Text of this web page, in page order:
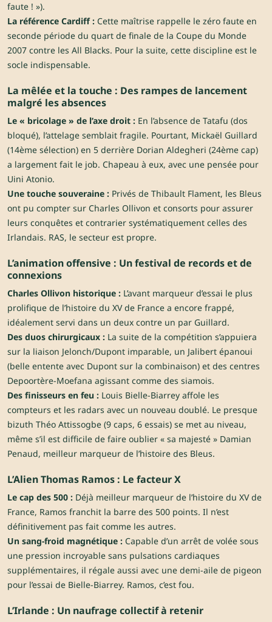
faute ! »).
La référence Cardiff : Cette maîtrise rappelle le zéro faute en
seconde période du quart de finale de la Coupe du Monde
2007 contre les All Blacks. Pour la suite, cette discipline est le
socle indispensable.
La mêlée et la touche : Des rampes de lancement
malgré les absences
Le « bricolage » de l’axe droit : En l’absence de Tatafu (dos
bloqué), l’attelage semblait fragile. Pourtant, Mickaël Guillard
(14ème sélection) en 5 derrière Dorian Aldegheri (24ème cap)
a largement fait le job. Chapeau à eux, avec une pensée pour
Uini Atonio.
Une touche souveraine : Privés de Thibault Flament, les Bleus
ont pu compter sur Charles Ollivon et consorts pour assurer
leurs conquêtes et contrarier systématiquement celles des
Irlandais. RAS, le secteur est propre.
L’animation offensive : Un festival de records et de
connexions
Charles Ollivon historique : L’avant marqueur d’essai le plus
prolifique de l’histoire du XV de France a encore frappé,
idéalement servi dans un deux contre un par Guillard.
Des duos chirurgicaux : La suite de la compétition s’appuiera
sur la liaison Jelonch/Dupont imparable, un Jalibert épanoui
(belle entente avec Dupont sur la combinaison) et des centres
Depoortère-Moefana agissant comme des siamois.
Des finisseurs en feu : Louis Bielle-Biarrey affole les
compteurs et les radars avec un nouveau doublé. Le presque
bizuth Théo Attissogbe (9 caps, 6 essais) se met au niveau,
même s’il est difficile de faire oublier « sa majesté » Damian
Penaud, meilleur marqueur de l’histoire des Bleus.
L’Alien Thomas Ramos : Le facteur X
Le cap des 500 : Déjà meilleur marqueur de l’histoire du XV de
France, Ramos franchit la barre des 500 points. Il n’est
définitivement pas fait comme les autres.
Un sang-froid magnétique : Capable d’un arrêt de volée sous
une pression incroyable sans pulsations cardiaques
supplémentaires, il régale aussi avec une demi-aile de pigeon
pour l’essai de Bielle-Biarrey. Ramos, c’est fou.
L’Irlande : Un naufrage collectif à retenir